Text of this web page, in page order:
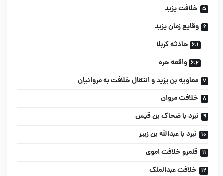
خلافت یزید
وقایع زمان یزید
حادثه کربلا
واقعه حره
معاویه بن یزید و انتقال خلافت به مروانیان
خلافت مروان
نبرد با ضحاک بن قیس
نبرد با عبدالله بن زبیر
قلمرو خلافت اموی
خلافت عبدالملک